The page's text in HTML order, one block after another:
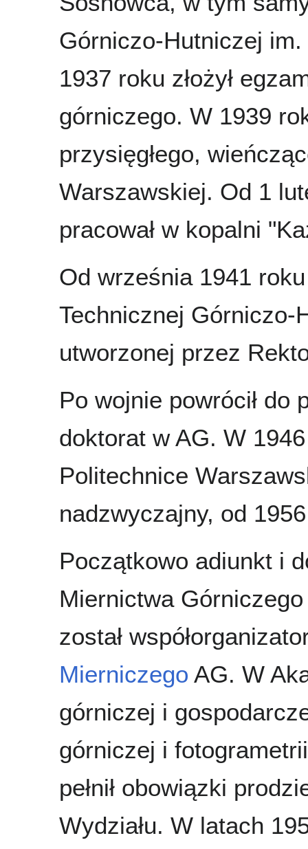
Górniczo-Hutniczej
1937 roku złożył
górniczego. W 1939
przysięgłego,
Warszawskiej. Od 1
pracował w kopalni
Od września 1941
Technicznej
utworzonej przez
Po wojnie powrócił do
doktorat w AG. W
Politechnice
nadzwyczajny, od
Początkowo adiunkt i
Miernictwa
został
Mierniczego AG. W
górniczej i
górniczej i
pełnił obowiązki
Wydziału. W latach